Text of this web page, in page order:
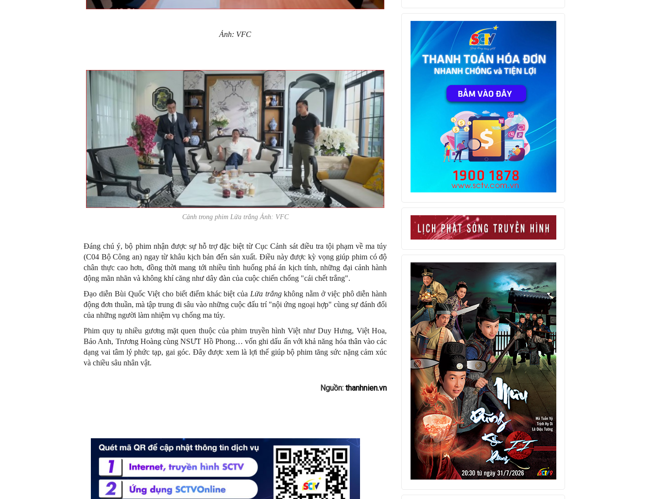
Ảnh: VFC
Cảnh trong phim Lửa trắng Ảnh: VFC
Đáng chú ý, bộ phim nhận được sự hỗ trợ đặc biệt từ Cục Cảnh sát điều tra tội phạm về ma túy
(C04 Bộ Công an) ngay từ khâu kịch bản đến sản xuất. Điều này được kỳ vọng giúp phim có độ
chân thực cao hơn, đồng thời mang tới nhiều tình huống phá án kịch tính, những đại cảnh hành
động mãn nhãn và không khí căng như dây đàn của cuộc chiến chống "cái chết trắng".
Đạo diễn Bùi Quốc Việt cho biết điểm khác biệt của Lửa trắngkhông nằm ở việc phô diễn hành
động đơn thuần, mà tập trung đi sâu vào những cuộc đấu trí "nội ứng ngoại hợp" cùng sự đánh đổi
của những người làm nhiệm vụ chống ma túy.
Phim quy tụ nhiều gương mặt quen thuộc của phim truyền hình Việt như Duy Hưng, Việt Hoa,
Bảo Anh, Trương Hoàng cùng NSƯT Hồ Phong… vốn ghi dấu ấn với khả năng hóa thân vào các
dạng vai tâm lý phức tạp, gai góc. Đây được xem là lợi thế giúp bộ phim tăng sức nặng cảm xúc
và chiều sâu nhân vật.
Nguồn:thanhnien.vn